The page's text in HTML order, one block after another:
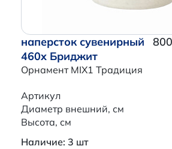
наперсток сувенирный
460x Бриджит
Орнамент MIX1 Традиция
Артикул
Диаметр внешний, см
Высота, см
Наличие: 3 шт